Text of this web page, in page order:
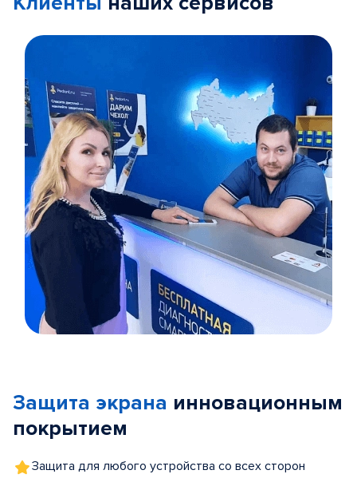
5
Защита экрана инновационным
покрытием
Защита для любого устройства со всех сторон